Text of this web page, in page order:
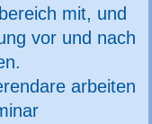
mit, und
vor und nach
arbeiten